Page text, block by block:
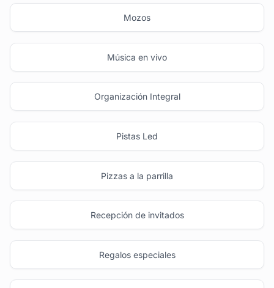
Mozos
Música en vivo
Organización Integral
Pistas Led
Pizzas a la parrilla
Recepción de invitados
Regalos especiales